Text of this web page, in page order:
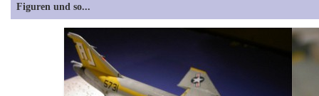
Figuren und so...